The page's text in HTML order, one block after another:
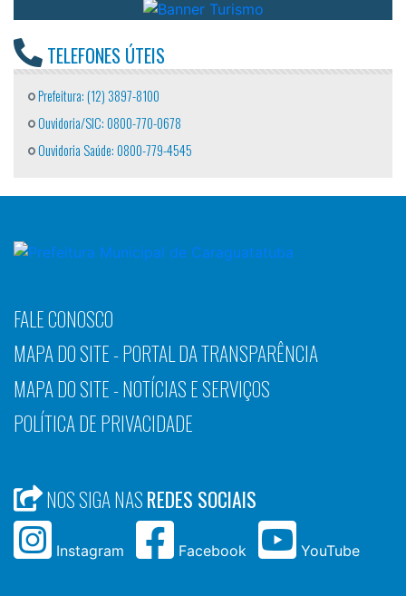
TELEFONES ÚTEIS
Prefeitura: (12) 3897-8100
Ouvidoria/SIC: 0800-770-0678
Ouvidoria Saúde: 0800-779-4545
FALE CONOSCO
MAPA DO SITE - PORTAL DA TRANSPARÊNCIA
MAPA DO SITE - NOTÍCIAS E SERVIÇOS
POLÍTICA DE PRIVACIDADE
NOS SIGA NASREDES SOCIAIS
Instagram Facebook YouTube